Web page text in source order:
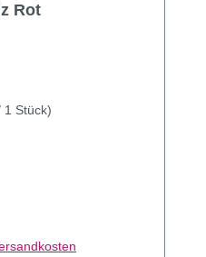
Rot
1 Stück)